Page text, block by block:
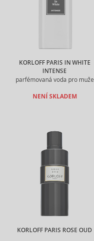
KORLOFF PARIS IN WHITE
INTENSE
parfémovaná voda pro muže
NENÍ SKLADEM
KORLOFF PARIS ROSE OUD